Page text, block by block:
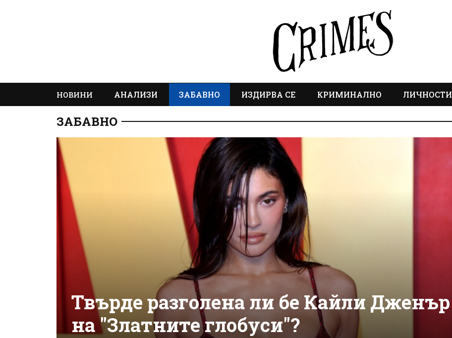
НОВИНИ АНАЛИЗИ ЗАБАВНО ИЗДИРВА СЕ КРИМИНАЛНО ЛИЧНОСТИ
ЗАБАВНО
Твърде разголена ли бе Кайли Дженър
на "Златните глобуси"?